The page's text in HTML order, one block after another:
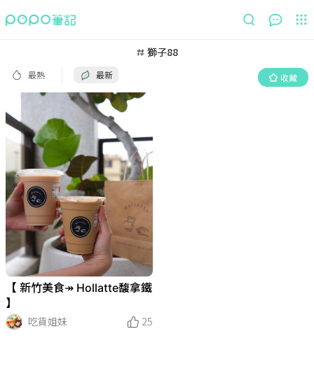
獅子88
最熱 最新 收藏
收藏
【 新竹美食↠ Hollatte馥拿鐵
】
吃貨姐妹
25